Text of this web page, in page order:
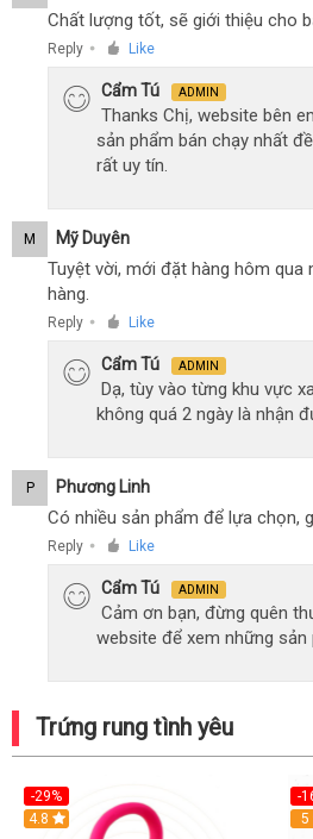
Chất lượng tốt, sẽ giới thiệu cho
Reply ● Like
Cẩm Tú ADMIN
Thanks Chị, website bên
sản phẩm bán chạy nhất
rất uy tín.
M Mỹ Duyên
Tuyệt vời, mới đặt hàng hôm
hàng.
Reply ● Like
Cẩm Tú ADMIN
Dạ, tùy vào từng khu vực
không quá 2 ngày là nhận
P Phương Linh
Có nhiều sản phẩm để lựa chọn,
Reply ● Like
Cẩm Tú ADMIN
Cảm ơn bạn, đừng quên
website để xem những sản
Trứng rung tình yêu
-29%
Hot
4.8
-
Hot
5